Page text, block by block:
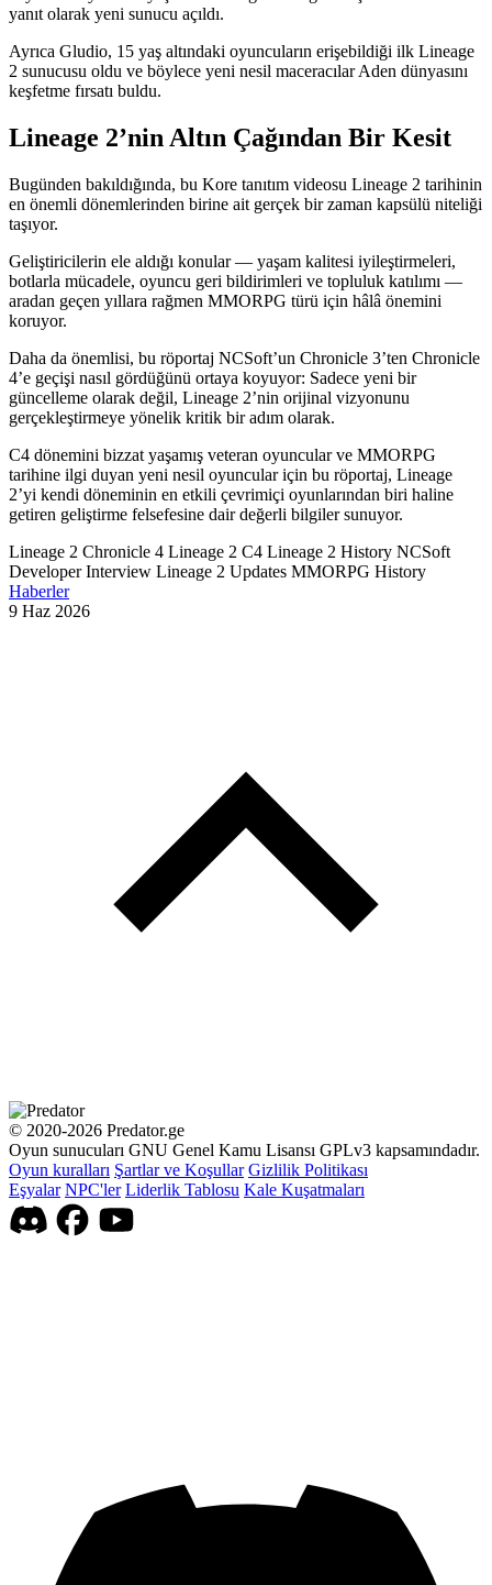
yanıt olarak yeni sunucu açıldı.
Ayrıca Gludio, 15 yaş altındaki oyuncuların erişebildiği ilk Lineage
2 sunucusu oldu ve böylece yeni nesil maceracılar Aden dünyasını
keşfetme fırsatı buldu.
Lineage 2’nin Altın Çağından Bir Kesit
Bugünden bakıldığında, bu Kore tanıtım videosu Lineage 2 tarihinin
en önemli dönemlerinden birine ait gerçek bir zaman kapsülü niteliği
taşıyor.
Geliştiricilerin ele aldığı konular — yaşam kalitesi iyileştirmeleri,
botlarla mücadele, oyuncu geri bildirimleri ve topluluk katılımı —
aradan geçen yıllara rağmen MMORPG türü için hâlâ önemini
koruyor.
Daha da önemlisi, bu röportaj NCSoft’un Chronicle 3’ten Chronicle
4’e geçişi nasıl gördüğünü ortaya koyuyor: Sadece yeni bir
güncelleme olarak değil, Lineage 2’nin orijinal vizyonunu
gerçekleştirmeye yönelik kritik bir adım olarak.
C4 dönemini bizzat yaşamış veteran oyuncular ve MMORPG
tarihine ilgi duyan yeni nesil oyuncular için bu röportaj, Lineage
2’yi kendi döneminin en etkili çevrimiçi oyunlarından biri haline
getiren geliştirme felsefesine dair değerli bilgiler sunuyor.
Lineage 2 Chronicle 4 Lineage 2 C4 Lineage 2 History NCSoft
Developer Interview Lineage 2 Updates MMORPG History
Haberler
9 Haz 2026
© 2020-2026 Predator.ge
Oyun sunucuları GNU Genel Kamu Lisansı GPLv3 kapsamındadır.
Oyun kuralları Şartlar ve Koşullar Gizlilik Politikası
Eşyalar NPC'ler Liderlik Tablosu Kale Kuşatmaları